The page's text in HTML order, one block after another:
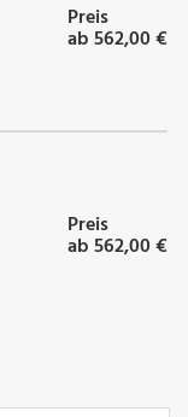
Preis
ab 562,00 €
Preis
ab 562,00 €